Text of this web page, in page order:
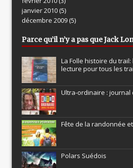
janvier 2010(5)
décembre 2009(5)
Parce qu’il n’y a pas que Jack
La Folle histoire du trail:
lecture pour tous les
Ultra-ordinaire : journal
Fête de la randonnée
Polars Suédois